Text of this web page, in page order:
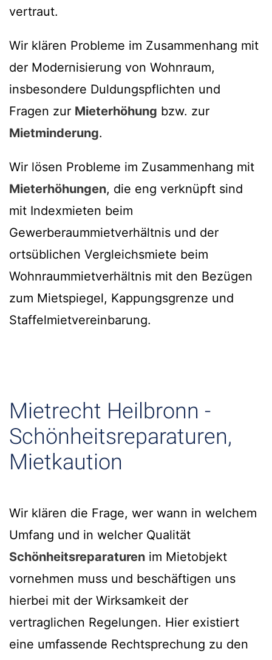
vertraut.
Wir klären Probleme im Zusammenhang mit
der Modernisierung von Wohnraum,
insbesondere Duldungspflichten und
Fragen zur Mieterhöhung bzw. zur
Mietminderung.
Wir lösen Probleme im Zusammenhang mit
Mieterhöhungen, die eng verknüpft sind
mit Indexmieten beim
Gewerberaummietverhältnis und der
ortsüblichen Vergleichsmiete beim
Wohnraummietverhältnis mit den Bezügen
zum Mietspiegel, Kappungsgrenze und
Staffelmietvereinbarung.
Mietrecht Heilbronn -
Schönheitsreparaturen,
Mietkaution
Wir klären die Frage, wer wann in welchem
Umfang und in welcher Qualität
Schönheitsreparaturen im Mietobjekt
vornehmen muss und beschäftigen uns
hierbei mit der Wirksamkeit der
vertraglichen Regelungen. Hier existiert
eine umfassende Rechtsprechung zu den